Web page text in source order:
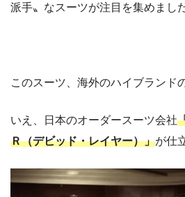
派手〟なスーツが注目を集めました
このスーツ、海外のハイブランド
いえ、日本のオーダースーツ会社
Ｒ（デビッド・レイヤー）」が仕